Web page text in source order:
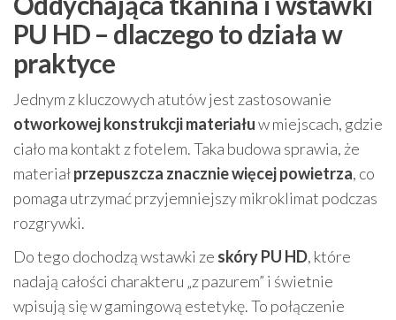
PU HD – dlaczego to działa w
praktyce
Jednym z kluczowych atutów jest zastosowanie
otworkowej konstrukcji materiałuw miejscach, gdzie
ciało ma kontakt z fotelem. Taka budowa sprawia, że
materiałprzepuszcza znacznie więcej powietrza, co
pomaga utrzymać przyjemniejszy mikroklimat podczas
rozgrywki.
Do tego dochodzą wstawki ze skóry PU HD, które
nadają całości charakteru „z pazurem” i świetnie
wpisują się w gamingową estetykę. To połączenie